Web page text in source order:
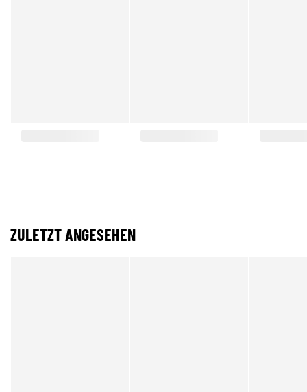
ZULETZT ANGESEHEN